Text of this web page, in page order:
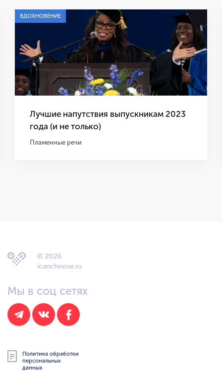
ВДОХНОВЕНИЕ
Лучшие напутствия выпускникам 2023
года (и не только)
Пламенные речи
© 2026
icanchoose.ru
Мы в соц сетях
Политика обработки
персональных
данных